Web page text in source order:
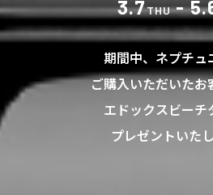
3.7THU-
期間中、ネプチュ
ご購入いただいたお
エドックスビーチ
プレゼントいたし